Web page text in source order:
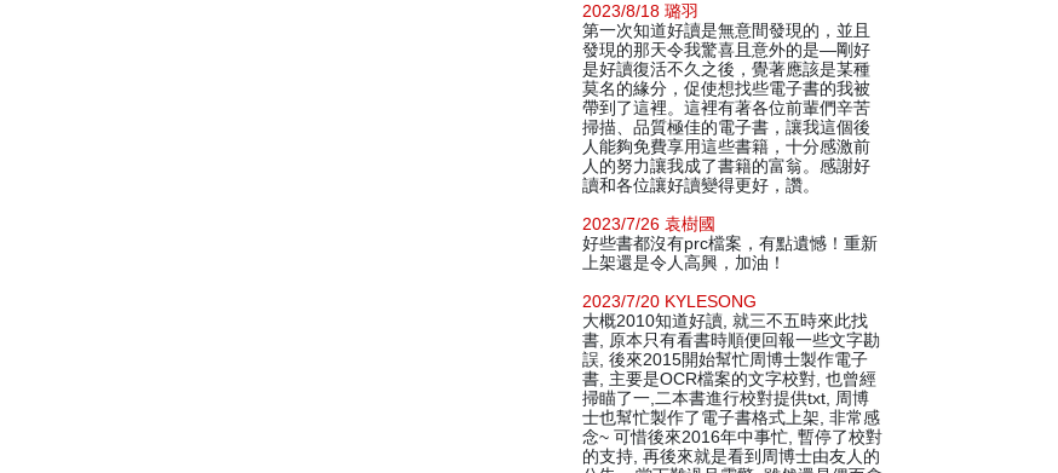
2023/8/18 璐羽
第一次知道好讀是無意間發現的，並且
發現的那天令我驚喜且意外的是—剛好
是好讀復活不久之後，覺著應該是某種
莫名的緣分，促使想找些電子書的我被
帶到了這裡。這裡有著各位前輩們辛苦
掃描、品質極佳的電子書，讓我這個後
人能夠免費享用這些書籍，十分感激前
人的努力讓我成了書籍的富翁。感謝好
讀和各位讓好讀變得更好，讚。
2023/7/26 袁樹國
好些書都沒有prc檔案，有點遺憾！重新
上架還是令人高興，加油！
2023/7/20 KYLESONG
大概2010知道好讀, 就三不五時來此找
書, 原本只有看書時順便回報一些文字勘
誤, 後來2015開始幫忙周博士製作電子
書, 主要是OCR檔案的文字校對, 也曾經
掃瞄了一,二本書進行校對提供txt, 周博
士也幫忙製作了電子書格式上架, 非常感
念~ 可惜後來2016年中事忙, 暫停了校對
的支持, 再後來就是看到周博士由友人的